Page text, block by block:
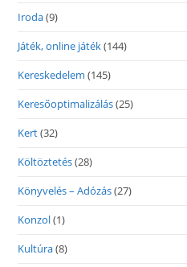
Iroda(9)
Játék, online játék(144)
Kereskedelem (145)
Keresőoptimalizálás(25)
Kert(32)
Költöztetés(28)
Könyvelés – Adózás(27)
Konzol(1)
Kultúra(8)